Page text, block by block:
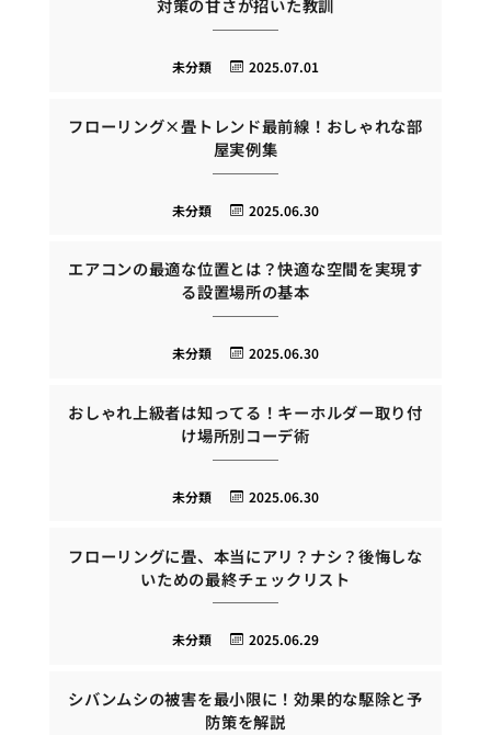
対策の甘さが招いた教訓
2025.07.01
未分類
フローリング×畳トレンド最前線！おしゃれな部
屋実例集
2025.06.30
未分類
エアコンの最適な位置とは？快適な空間を実現す
る設置場所の基本
2025.06.30
未分類
おしゃれ上級者は知ってる！キーホルダー取り付
け場所別コーデ術
2025.06.30
未分類
フローリングに畳、本当にアリ？ナシ？後悔しな
いための最終チェックリスト
2025.06.29
未分類
シバンムシの被害を最小限に！効果的な駆除と予
防策を解説